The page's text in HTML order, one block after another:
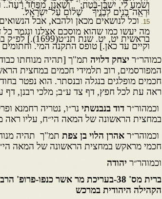
וְשֹׁמֵעַ לִי, יִשְׁכָּן-בֶּטַח; וְשַׁאֲנַן, מִפַּחַד רָעָה..
וּרְאֵֽה־בָנִ֥ים לְבָנֶ֑יךָ שָׁ֝ל֗וֹם עַל־יִשְׂרָאֵֽל׃.
וכל לנושאים מכאן ולהבא, אבל
מה יעשו כמו שהוא מוסכם אצלנו ונגמר
בראשית יט, יט.
וקיים עד כאן.] טופס התקנה המי.
כמוהר״ר יצחק דלויה תמ"ך [תהיה מנוחתו
המפורסמים, רוב תלמידי חכמים במחצית
חכמים מופלגים בנגלה ובנסתר. הוא נפטר
ראה עת לכל חפץ, דף צד ע״ב; מלכי רבנן, דף
וכמהור״ר דוד בנבנשתי נר״ו, נטריה רחמנא
במחצית הראשונה של המאה הי״ח, עליו ראה
וכמוהר״ר אהרן הלוי בן צפת תמ"ך תהיה
חכמי מראקש במחצית הראשונה של המאה
וכמוהר״ר יהודה
ברית מס' 38-בעריכת מר אשר כנפו-פרופ' הרב משה עמאר
הקהילה היהודית במרכש